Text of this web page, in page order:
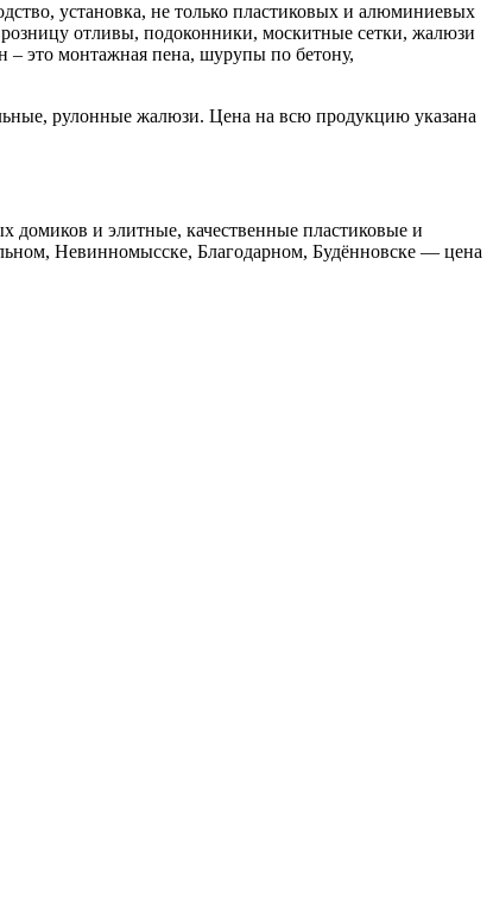
установка, не только пластиковых и алюминиевых
отливы, подоконники, москитные сетки, жалюзи
– это монтажная пена, шурупы по бетону,
рулонные жалюзи. Цена на всю продукцию указана
домиков и элитные, качественные пластиковые и
Невинномысске, Благодарном, Будённовске — цена